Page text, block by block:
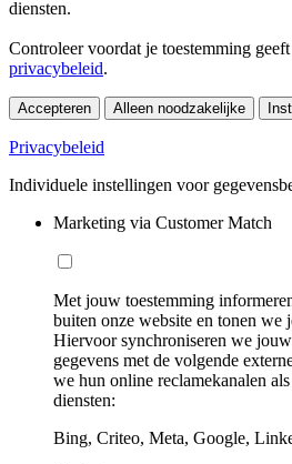
diensten.
Controleer voordat je toestemming
privacybeleid.
Accepteren Alleen noodzakelijke
Privacybeleid
Individuele instellingen voor
Marketing via Customer Match
Met jouw toestemming
buiten onze website en tonen we
Hiervoor synchroniseren we
gegevens met de volgende
we hun online reclamekanalen
diensten:
Bing, Criteo, Meta, Google,